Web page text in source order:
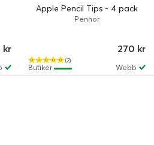
kr
Apple Pencil Tips - 4 pack
Pennor
(2)
270 kr
Webb
Butiker